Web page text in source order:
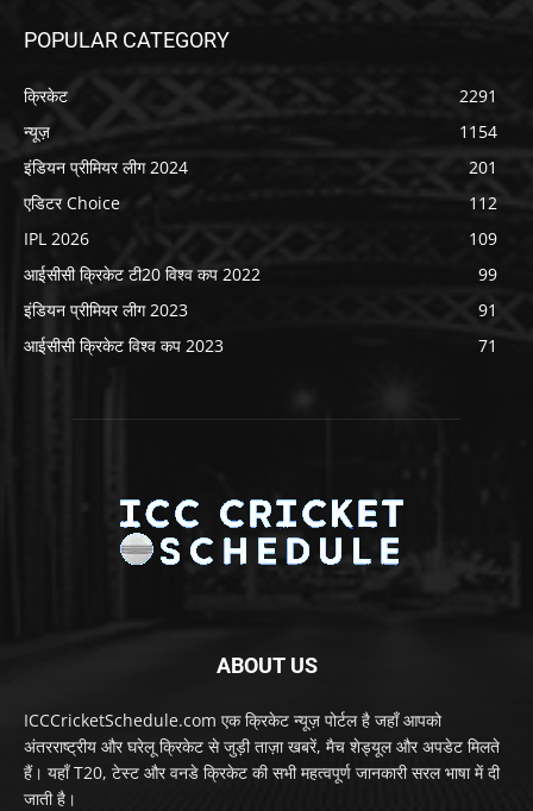
POPULAR CATEGORY
क्रिकेट
2291
न्यूज़
1154
इंडियन प्रीमियर लीग 2024
201
एडिटर Choice
112
IPL 2026
109
आईसीसी क्रिकेट टी20 विश्व कप 2022
99
इंडियन प्रीमियर लीग 2023
91
आईसीसी क्रिकेट विश्व कप 2023
71
ABOUT US
ICCCricketSchedule.com एक क्रिकेट न्यूज़ पोर्टल है जहाँ आपको
अंतरराष्ट्रीय और घरेलू क्रिकेट से जुड़ी ताज़ा खबरें, मैच शेड्यूल और अपडेट मिलते
हैं। यहाँ T20, टेस्ट और वनडे क्रिकेट की सभी महत्वपूर्ण जानकारी सरल भाषा में दी
जाती है।